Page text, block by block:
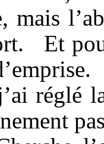
mais
Et
réglé